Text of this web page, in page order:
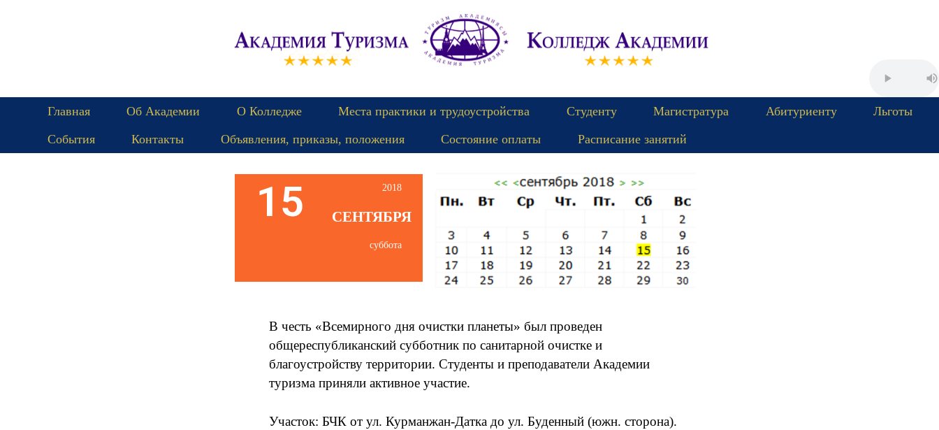
Главная Об Академии О Колледже Места практики и трудоустройства Студенту Магистратура Абитуриенту
Льготы
События
Контакты Объявления, приказы, положения Состояние оплаты Расписание занятий
15 2018
СЕНТЯБРЯ
суббота
В честь «Всемирного дня очистки планеты» был проведен
общереспубликанский субботник по санитарной очистке и
благоустройству территории. Студенты и преподаватели Академии
туризма приняли активное участие.
Участок: БЧК от ул. Курманжан-Датка до ул. Буденный (южн. сторона).